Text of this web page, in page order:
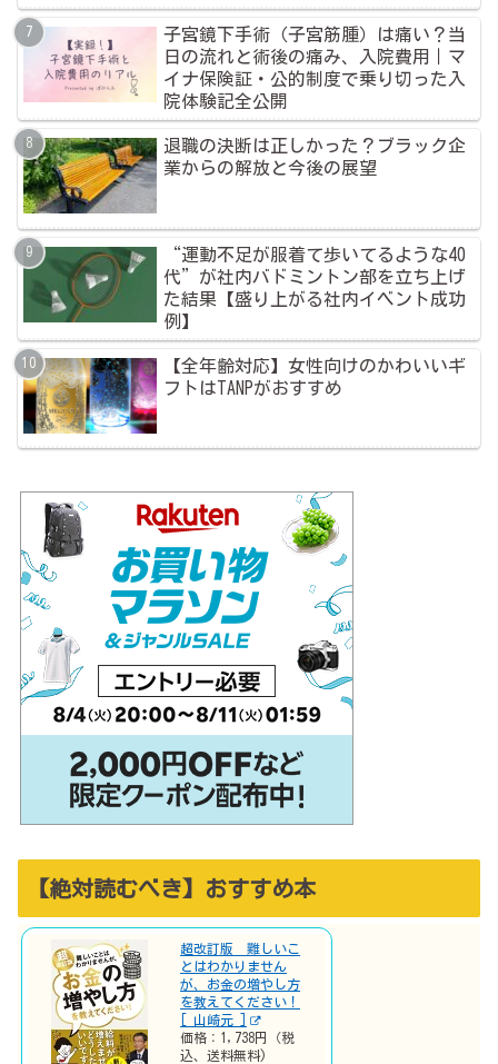
子宮鏡下手術（子宮筋腫）は痛い？当
日の流れと術後の痛み、入院費用｜マ
イナ保険証・公的制度で乗り切った入
院体験記全公開
退職の決断は正しかった？ブラック企
業からの解放と今後の展望
“運動不足が服着て歩いてるような40
代”が社内バドミントン部を立ち上げ
た結果【盛り上がる社内イベント成功
例】
【全年齢対応】女性向けのかわいいギ
フトはTANPがおすすめ
【絶対読むべき】おすすめ本
超改訂版 難しいこ
とはわかりません
が、お金の増やし方
を教えてください！
[ 山崎元 ]
価格：1,738円（税
込、送料無料)